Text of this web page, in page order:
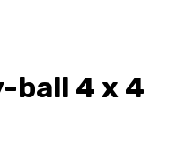
ball 4 x 4